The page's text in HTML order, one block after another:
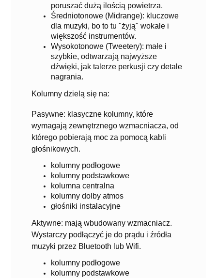
poruszać dużą ilością powietrza.
Średniotonowe (Midrange): kluczowe
dla muzyki, bo to tu "żyją" wokale i
większość instrumentów.
Wysokotonowe (Tweetery): małe i
szybkie, odtwarzają najwyższe
dźwięki, jak talerze perkusji czy detale
nagrania.
Kolumny dzielą się na:
Pasywne: klasyczne kolumny, które
wymagają zewnętrznego wzmacniacza, od
którego pobierają moc za pomocą kabli
głośnikowych.
kolumny podłogowe
kolumny podstawkowe
kolumna centralna
kolumny dolby atmos
głośniki instalacyjne
Aktywne: mają wbudowany wzmacniacz.
Wystarczy podłączyć je do prądu i źródła
muzyki przez Bluetooth lub Wifi.
kolumny podłogowe
kolumny podstawkowe